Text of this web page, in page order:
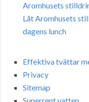
Aromhusets
Låt Aromhusets
dagens lunch
Effektiva tvättar
Privacy
Sitemap